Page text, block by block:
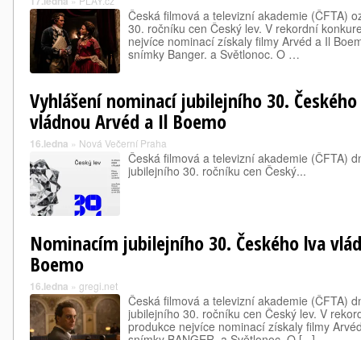
Česká filmová a televizní akademie (ČFTA)
30. ročníku cen Český lev. V rekordní
nejvíce nominací získaly filmy Arvéd a Il
snímky Banger. a Světlonoc. O …
Vyhlášení nominací jubilejního 30.
vládnou Arvéd a Il Boemo
16.ledna » Nová Večerní Praha
Česká filmová a televizní akademie (ČFTA)
jubilejního 30. ročníku cen Český...
Nominacím jubilejního 30. Českého lva
Boemo
16.ledna » gregi.net
Česká filmová a televizní akademie (ČFTA)
jubilejního 30. ročníku cen Český lev. V
produkce nejvíce nominací získaly filmy